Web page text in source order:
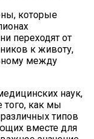
которые
переходят от
к животу,
между
наук,
как мы
типов
вместе для